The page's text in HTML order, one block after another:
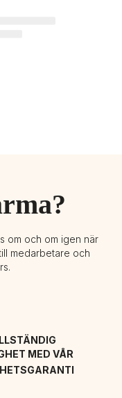
om och om igen när
medarbetare och
MED VÅR